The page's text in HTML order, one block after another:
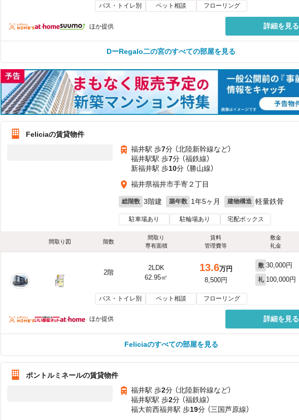
バス・トイレ別 ペット相談 フローリング
ほか提供 詳細を見る
DーRegalo二の宮のすべての部屋を見る
Feliciaの賃貸物件
福井駅 歩7分 （北陸新幹線など）
福井駅駅 歩7分 （福鉄線）
新福井駅 歩10分 （勝山線）
福井県福井市手寄２丁目
総階数 3階建 築年数 1年5ヶ月 建物構造 軽量鉄骨
駐車場あり 駐輪場あり 宅配ボックス
間取り図 階数
間取り
専有面積
賃料
管理費等
敷金
礼金
2階
2LDK
62.95㎡
13.6万円
8,500円
敷 30,000円
礼 100,000円
バス・トイレ別 ペット相談 フローリング
ほか提供 詳細を見る
Feliciaのすべての部屋を見る
ポントルミネールの賃貸物件
福井駅 歩2分 （北陸新幹線など）
福井駅駅 歩2分 （福鉄線）
福大前西福井駅 歩19分 （三国芦原線）